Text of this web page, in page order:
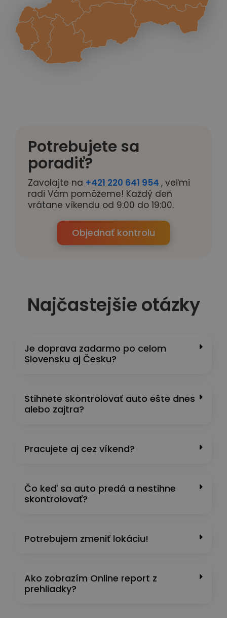
Potrebujete sa
poradiť?
Zavolajte na +421 220 641 954 , veľmi
radi Vám pomôžeme! Každý deň
vrátane víkendu od 9:00 do 19:00.
Objednať kontrolu
Najčastejšie otázky
Je doprava zadarmo po celom
Slovensku aj Česku?
Stihnete skontrolovať auto ešte dnes
alebo zajtra?
Pracujete aj cez víkend?
Čo keď sa auto predá a nestihne
skontrolovať?
Potrebujem zmeniť lokáciu!
Ako zobrazím Online report z
prehliadky?